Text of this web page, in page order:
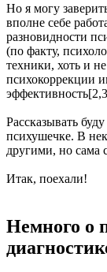
Но я могу
вполне себе
разновидности
(по факту,
техники, хоть и
психокоррекции
Рассказывать
психушечке. В
другими, но сама
Итак, поехали!
Немного о